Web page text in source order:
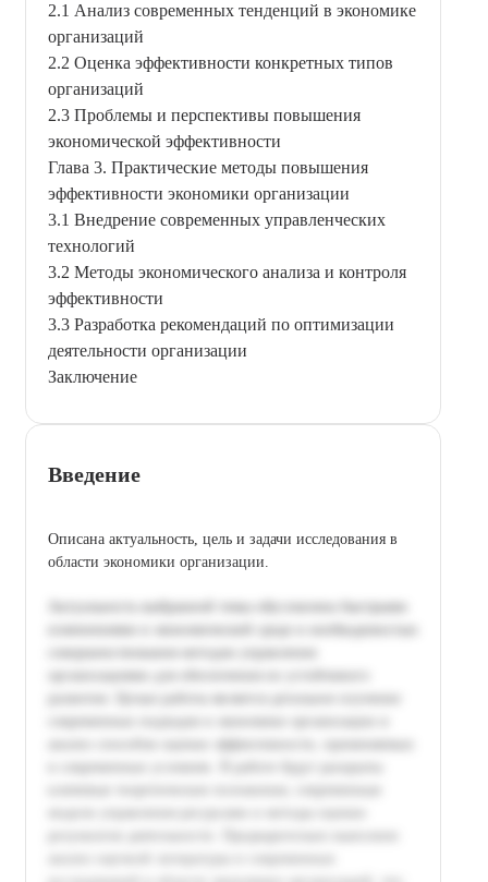
2.1 Анализ современных тенденций в экономике
организаций
2.2 Оценка эффективности конкретных типов
организаций
2.3 Проблемы и перспективы повышения
экономической эффективности
Глава 3. Практические методы повышения
эффективности экономики организации
3.1 Внедрение современных управленческих
технологий
3.2 Методы экономического анализа и контроля
эффективности
3.3 Разработка рекомендаций по оптимизации
деятельности организации
Заключение
Введение
Описана актуальность, цель и задачи исследования в
области экономики организации.